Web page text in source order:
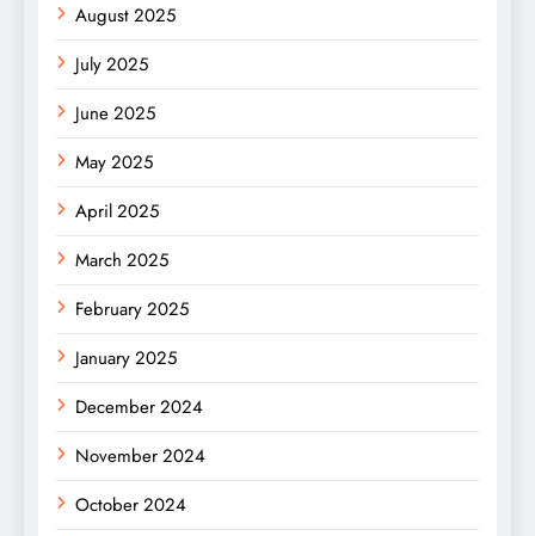
August 2025
July 2025
June 2025
May 2025
April 2025
March 2025
February 2025
January 2025
December 2024
November 2024
October 2024